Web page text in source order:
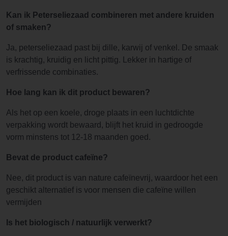
Kan ik Peterseliezaad combineren met andere kruiden
of smaken?
Ja, peterseliezaad past bij dille, karwij of venkel. De smaak
is krachtig, kruidig en licht pittig. Lekker in hartige of
verfrissende combinaties.
Hoe lang kan ik dit product bewaren?
Als het op een koele, droge plaats in een luchtdichte
verpakking wordt bewaard, blijft het kruid in gedroogde
vorm minstens tot 12-18 maanden goed.
Bevat de product cafeïne?
Nee, dit product is van nature cafeïnevrij, waardoor het een
geschikt alternatief is voor mensen die cafeïne willen
vermijden
Is het biologisch / natuurlijk verwerkt?